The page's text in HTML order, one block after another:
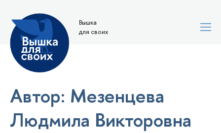
Вышка
для своих
Автор: Мезенцева
Людмила Викторовна